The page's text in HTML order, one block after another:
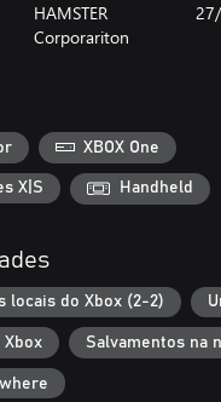
HAMSTER
Corporariton
XBOX One
X|S Handheld
locais do Xbox (2-2)
Xbox Salvamentos na